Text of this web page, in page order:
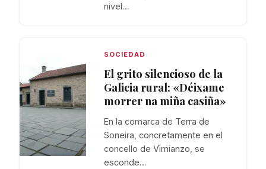
nivel…
SOCIEDAD
El grito silencioso de la
Galicia rural: «Déixame
morrer na miña casiña»
En la comarca de Terra de
Soneira, concretamente en el
concello de Vimianzo, se
esconde…